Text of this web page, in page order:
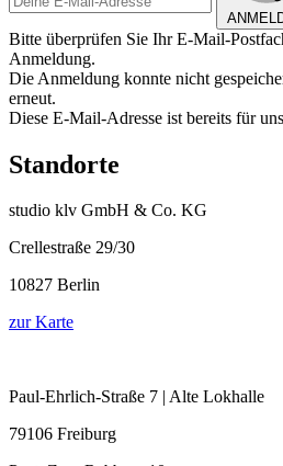
Bitte überprüfen Sie Ihr E-Mail-
Anmeldung.
Die Anmeldung konnte nicht
erneut.
Diese E-Mail-Adresse ist bereits für
Standorte
studio klv GmbH & Co. KG
Crellestraße 29/30
10827 Berlin
zur Karte
Paul-Ehrlich-Straße 7 | Alte Lokhalle
79106 Freiburg